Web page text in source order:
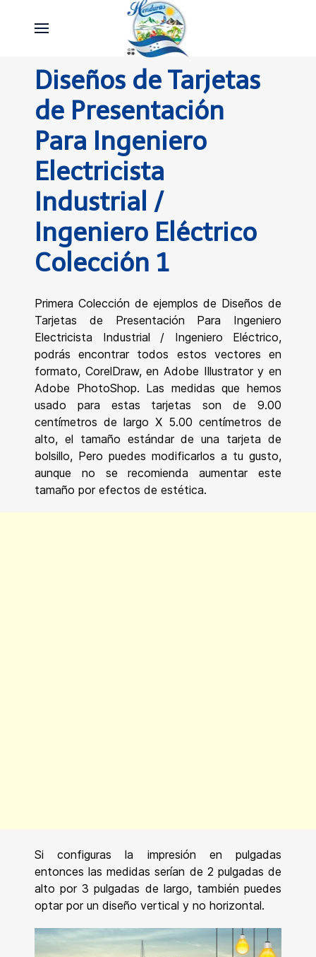
Diseños de Tarjetas
de Presentación
Para Ingeniero
Electricista
Industrial /
Ingeniero Eléctrico
Colección 1
Primera Colección de ejemplos de Diseños de
Tarjetas de Presentación Para Ingeniero
Electricista Industrial / Ingeniero Eléctrico,
podrás encontrar todos estos vectores en
formato, CorelDraw, en Adobe Illustrator y en
Adobe PhotoShop. Las medidas que hemos
usado para estas tarjetas son de 9.00
centímetros de largo X 5.00 centímetros de
alto, el tamaño estándar de una tarjeta de
bolsillo, Pero puedes modificarlos a tu gusto,
aunque no se recomienda aumentar este
tamaño por efectos de estética.
Si configuras la impresión en pulgadas
entonces las medidas serían de 2 pulgadas de
alto por 3 pulgadas de largo, también puedes
optar por un diseño vertical y no horizontal.